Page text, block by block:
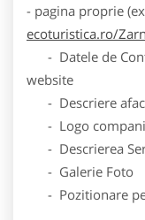
- pagina proprie
ecoturistica.ro/
- Datele de
website
- Descriere
- Logo
- Descrierea
- Galerie Foto
- Pozitionare pe